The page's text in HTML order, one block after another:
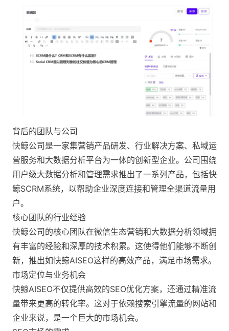
背后的团队与公司
快鲸公司是一家集营销产品研发、行业解决方案、私域运
营服务和大数据分析平台为一体的创新型企业。公司围绕
用户级大数据分析和管理需求推出了一系列产品，包括快
鲸SCRM系统，以帮助企业深度连接和管理全渠道流量用
户​。
核心团队的行业经验
快鲸公司的核心团队在微信生态营销和大数据分析领域拥
有丰富的经验和深厚的技术积累。这使得他们能够不断创
新，推出如快鲸AISEO这样的高效产品，满足市场需求。
市场定位与业务机会
快鲸AISEO不仅提供高效的SEO优化方案，还通过精准流
量带来更高的转化率。这对于依赖搜索引擎流量的网站和
企业来说，是一个巨大的市场机会。